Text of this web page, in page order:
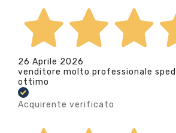
26 Aprile 2026
venditore molto professionale
ottimo
Acquirente verificato